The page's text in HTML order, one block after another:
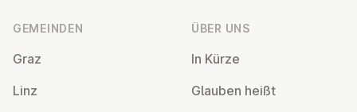
GEMEINDEN
Graz
Linz
ÜBER UNS
In Kürze
Glauben heißt